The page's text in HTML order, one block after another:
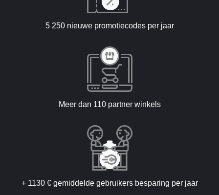
5 250 nieuwe promotiecodes per jaar
Meer dan 110 partner winkels
+ 1130 € gemiddelde gebruikers besparing per jaar